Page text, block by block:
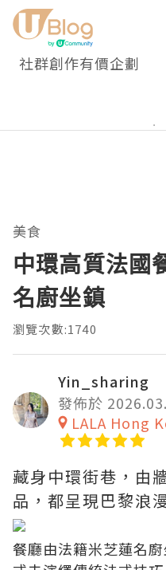
社群創作有價企劃
美食
中環高質法
名廚坐鎮
瀏覽次數:1740
Yin_sharing
發佈於
LALA Hong
藏身中環街巷，由
品，都呈現巴黎浪
餐廳由法籍米芝蓮名